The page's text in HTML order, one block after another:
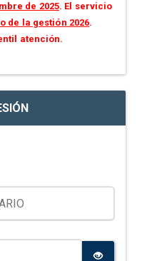
de 2025. El servicio
de la gestión 2026.
atención.